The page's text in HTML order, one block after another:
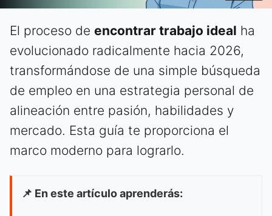
El proceso de encontrar trabajo ideal ha
evolucionado radicalmente hacia 2026,
transformándose de una simple búsqueda
de empleo en una estrategia personal de
alineación entre pasión, habilidades y
mercado. Esta guía te proporciona el
marco moderno para lograrlo.
📌 En este artículo aprenderás: